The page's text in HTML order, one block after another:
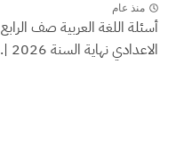
منذ عام
أسئلة اللغة العربية صف الرابع
الاعدادي نهاية السنة 2026 |...